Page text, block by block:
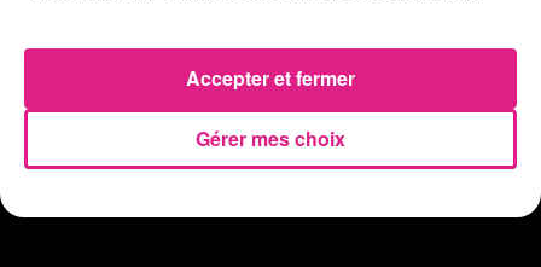
Gérer mes choix
Accepter et fermer